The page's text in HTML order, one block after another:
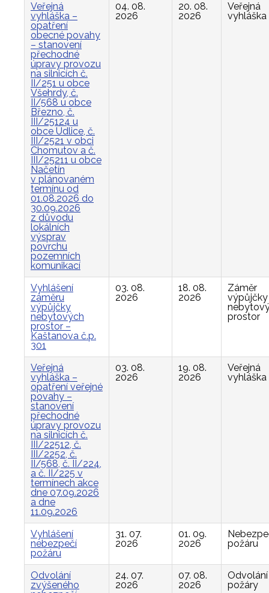
Veřejná
vyhláška –
opatření
obecné povahy
– stanovení
přechodné
úpravy provozu
na silnicích č.
II/251 u obce
Všehrdy, č.
II/568 u obce
Březno, č.
III/25124 u
obce Údlice, č.
III/2521 v obci
Chomutov a č.
III/25211 u obce
Načetín
v plánovaném
termínu od
01.08.2026 do
30.09.2026
z důvodu
lokálních
výsprav
povrchu
pozemních
komunikací
04. 08.
2026
20. 08.
2026
Veřejná
vyhláška
Vyhlášení
záměru
výpůjčky
nebytových
prostor –
Kaštanova č.p.
301
03. 08.
2026
18. 08.
2026
Záměr
výpůjčky
prostor
Veřejná
vyhláška –
opatření veřejné
povahy –
stanovení
přechodné
úpravy provozu
na silnicích č.
III/22512, č.
III/2252, č.
II/568, č. II/224,
a č. II/225 v
termínech akce
dne 07.09.2026
a dne
11.09.2026
03. 08.
2026
19. 08.
2026
Veřejná
vyhláška
Vyhlášení
nebezpečí
požáru
31. 07.
2026
01. 09.
2026
požáru
Odvolání
zvýšeného
24. 07.
2026
07. 08.
2026
Odvolání
požáry